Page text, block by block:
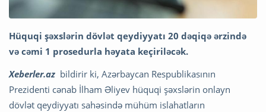
Hüquqi şəxslərin dövlət qeydiyyatı 20 dəqiqə ərzində
və cəmi 1 prosedurla həyata keçiriləcək.
Xeberler.az bildirir ki, Azərbaycan Respublikasının
Prezidenti cənab İlham Əliyev hüquqi şəxslərin onlayn
dövlət qeydiyyatı sahəsində mühüm islahatların